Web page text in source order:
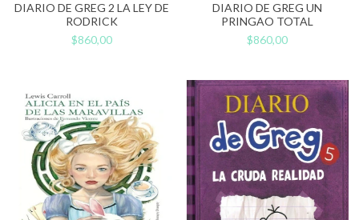
DIARIO DE GREG 2 LA LEY DE
RODRICK
$860,00
DIARIO DE GREG UN
PRINGAO TOTAL
$860,00